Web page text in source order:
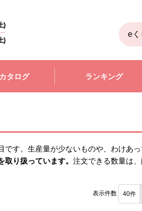
)
)
eく
タログ ランキング
です。生産量が少ないものや、わけあ
り扱っています。 注文できる数量は
表示件数